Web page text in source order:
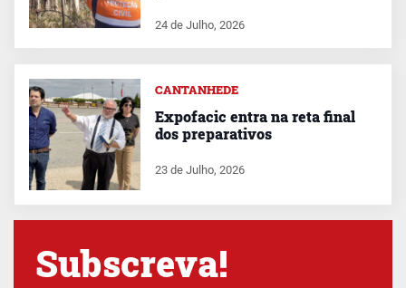
24 de Julho, 2026
CANTANHEDE
Expofacic entra na reta final
dos preparativos
23 de Julho, 2026
Subscreva!